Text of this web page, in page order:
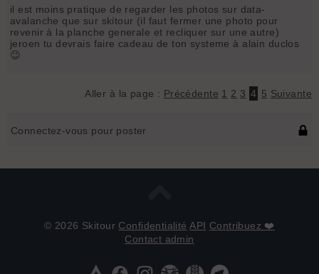
il est moins pratique de regarder les photos sur data-
avalanche que sur skitour (il faut fermer une photo pour
revenir à la planche generale et recliquer sur une autre)
jeroen tu devrais faire cadeau de ton systeme à alain duclos
😉
Aller à la page : Précédente 1 2 3 4 5 Suivante
Connectez-vous pour poster
© 2026 Skitour Confidentialité API Contribuez ❤️
Contact admin